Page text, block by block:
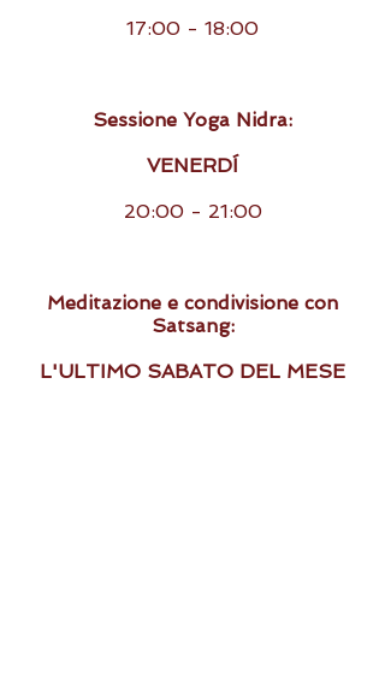
17:00 - 18:00
Sessione Yoga Nidra:
VENERDÍ
20:00 - 21:00
Meditazione e condivisione con
Satsang:
L'ULTIMO SABATO DEL MESE